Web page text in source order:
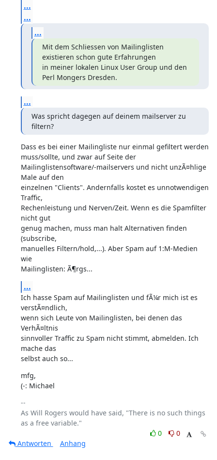
...
...
...
Mit dem Schliessen von Mailinglisten
existieren schon gute Erfahrungen
in meiner lokalen Linux User Group und den
Perl Mongers Dresden.
...
Was spricht dagegen auf deinem mailserver zu
filtern?
Dass es bei einer Mailingliste nur einmal gefiltert werden
muss/sollte, und zwar auf Seite der
Mailinglistensoftware/-mailservers und nicht unzÃ¤hlige
Male auf den
einzelnen "Clients". Andernfalls kostet es unnotwendigen
Traffic,
Rechenleistung und Nerven/Zeit. Wenn es die Spamfilter
nicht gut
genug machen, muss man halt Alternativen finden
(subscribe,
manuelles Filtern/hold,...). Aber Spam auf 1:M-Medien
wie
Mailinglisten: Ã¶rgs...
...
Ich hasse Spam auf Mailinglisten und fÃ¼r mich ist es
verstÃ¤ndlich,
wenn sich Leute von Mailinglisten, bei denen das
VerhÃ¤ltnis
sinnvoller Traffic zu Spam nicht stimmt, abmelden. Ich
mache das
selbst auch so...
mfg,
(-: Michael
--
As Will Rogers would have said, "There is no such things
0
0
Antworten
Anhang